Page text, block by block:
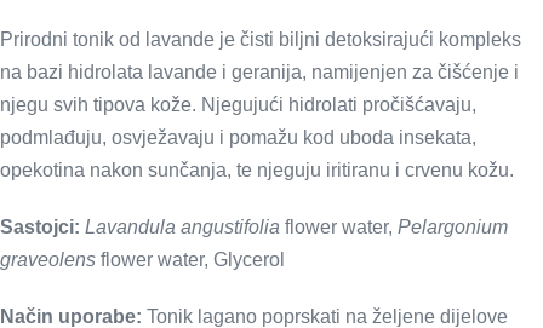
Prirodni tonik od lavande je čisti biljni detoksirajući kompleks
na bazi hidrolata lavande i geranija, namijenjen za čišćenje i
njegu svih tipova kože. Njegujući hidrolati pročišćavaju,
podmlađuju, osvježavaju i pomažu kod uboda insekata,
opekotina nakon sunčanja, te njeguju iritiranu i crvenu kožu.
Sastojci: Lavandula angustifolia flower water, Pelargonium
graveolens flower water, Glycerol
Način uporabe: Tonik lagano poprskati na željene dijelove